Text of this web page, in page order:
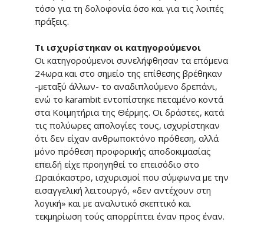
τόσο για τη δολοφονία όσο και για τις λοιπές
πράξεις.
Τι ισχυρίστηκαν οι κατηγορούμενοι
Οι κατηγορούμενοι συνελήφθησαν τα επόμενα
24ωρα και στο σημείο της επίθεσης βρέθηκαν
-μεταξύ άλλων- το αναδιπλούμενο δρεπάνι,
ενώ το karambit εντοπίστηκε πεταμένο κοντά
στα Κοιμητήρια της Θέρμης. Οι δράστες, κατά
τις πολύωρες απολογίες τους, ισχυρίστηκαν
ότι δεν είχαν ανθρωποκτόνο πρόθεση, αλλά
μόνο πρόθεση προφορικής αποδοκιμασίας
επειδή είχε προηγηθεί το επεισόδιο στο
Ωραιόκαστρο, ισχυρισμοί που σύμφωνα με την
εισαγγελική λειτουργό, «δεν αντέχουν στη
λογική» και με αναλυτικό σκεπτικό και
τεκμηρίωση τούς απορρίπτει έναν προς έναν.